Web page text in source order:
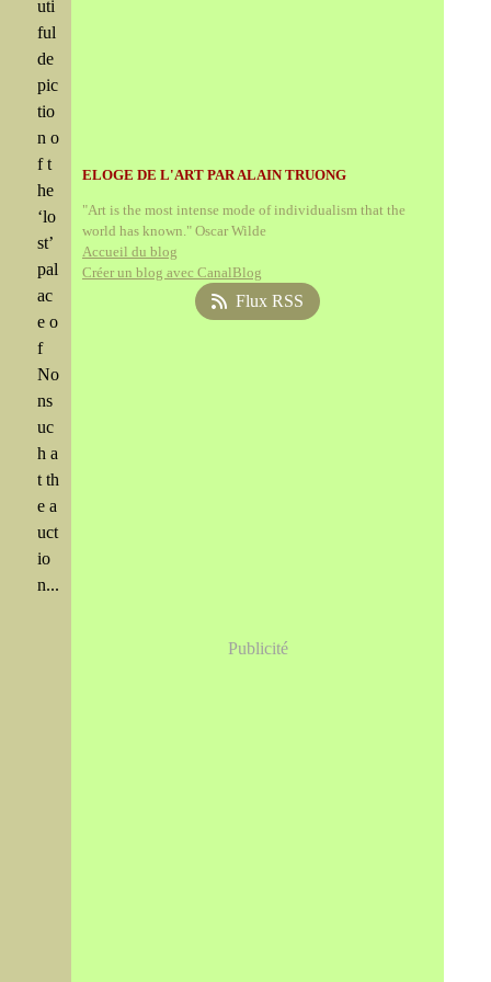
uti
ful
de
pic
tio
n o
f t
he
‘lo
st’
pal
ac
e o
f
No
ns
uc
h a
t th
e a
uct
io
n...
ELOGE DE L'ART PAR ALAIN TRUONG
"Art is the most intense mode of individualism that the
world has known." Oscar Wilde
Accueil du blog
Créer un blog avec CanalBlog
Flux RSS
Publicité